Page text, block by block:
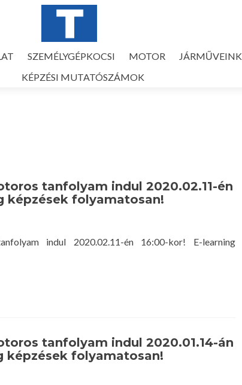
SZEMÉLYGÉPKOCSI MOTOR JÁRMŰVEINK
KÉPZÉSI MUTATÓSZÁMOK
tanfolyam indul 2020.02.11-én
képzések folyamatosan!
indul 2020.02.11-én 16:00-kor! E-learning
tanfolyam indul 2020.01.14-án
képzések folyamatosan!